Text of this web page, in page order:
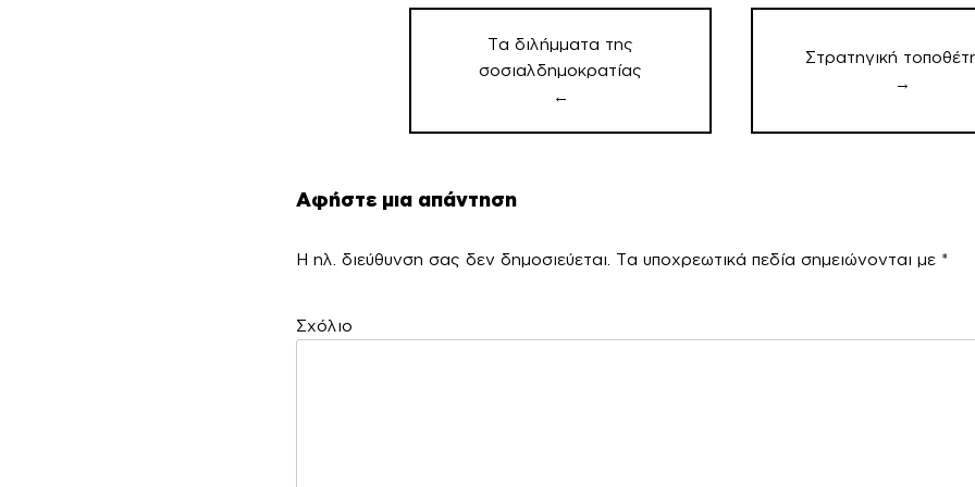
Τα διλήμματα της
σοσιαλδημοκρατίας
←
Στρατηγική
→
Αφήστε μια απάντηση
Η ηλ. διεύθυνση σας δεν δημοσιεύεται. Τα υποχρεωτικά πεδία σημειώνονται με *